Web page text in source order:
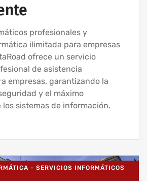
profesionales y
ilimitada para empresas
ofrece un servicio
de asistencia
empresas, garantizando la
y el máximo
sistemas de información.
- SERVICIOS INFORMÁTICOS